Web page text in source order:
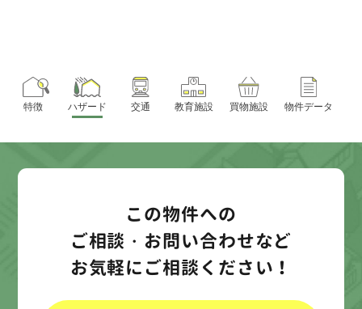
特徴 ハザード 交通 教育施設 買物施設 物件データ
この物件への
ご相談・お問い合わせなど
お気軽にご相談ください！